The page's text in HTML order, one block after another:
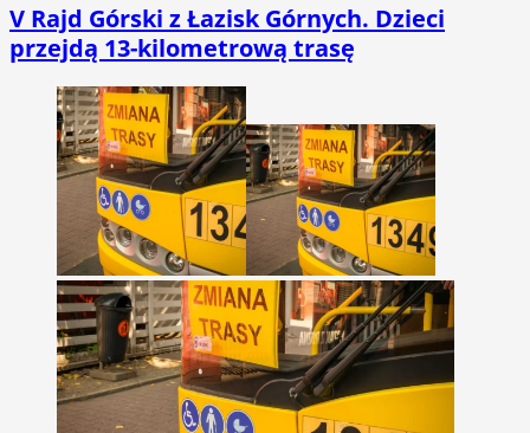
V Rajd Górski z Łazisk Górnych. Dzieci
przejdą 13-kilometrową trasę